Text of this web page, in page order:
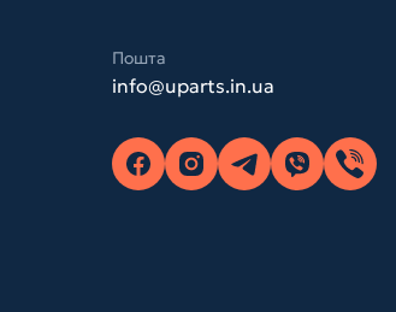
Пошта
info@uparts.in.ua